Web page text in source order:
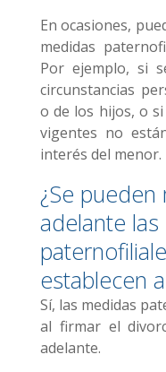
En ocasiones,
medidas
Por ejemplo, si
circunstancias
o de los hijos, o
vigentes no
interés del menor.
¿Se
adelante
establecen
Sí, las medidas
al firmar el
adelante.